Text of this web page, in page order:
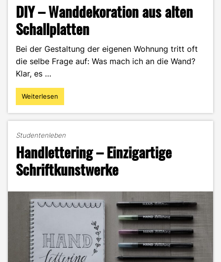
DIY – Wanddekoration aus alten
Schallplatten
Bei der Gestaltung der eigenen Wohnung tritt oft
die selbe Frage auf: Was mach ich an die Wand?
Klar, es …
"DIY
–
alten
Schallplatten"
Weiterlesen
Studentenleben
Handlettering – Einzigartige
Schriftkunstwerke